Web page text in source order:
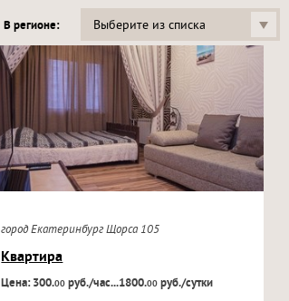
В регионе: Выберите из списка
город Екатеринбург Щорса 105
Квартира
Цена: 300.00 руб./час...1800.00 руб./сутки